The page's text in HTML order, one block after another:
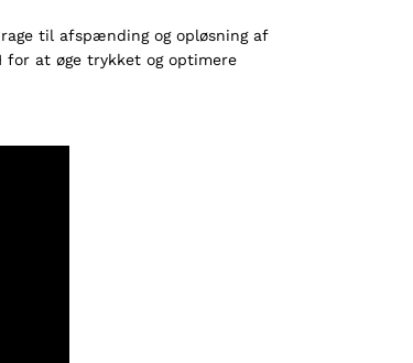
til afspænding og opløsning af
at øge trykket og optimere